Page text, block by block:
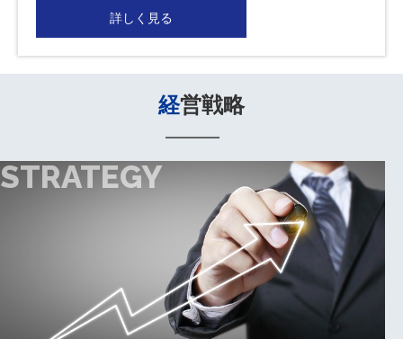
詳しく見る
経営戦略
STRATEGY